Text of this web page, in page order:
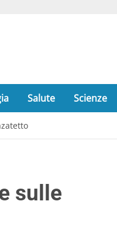
Salute Scienze
sulle